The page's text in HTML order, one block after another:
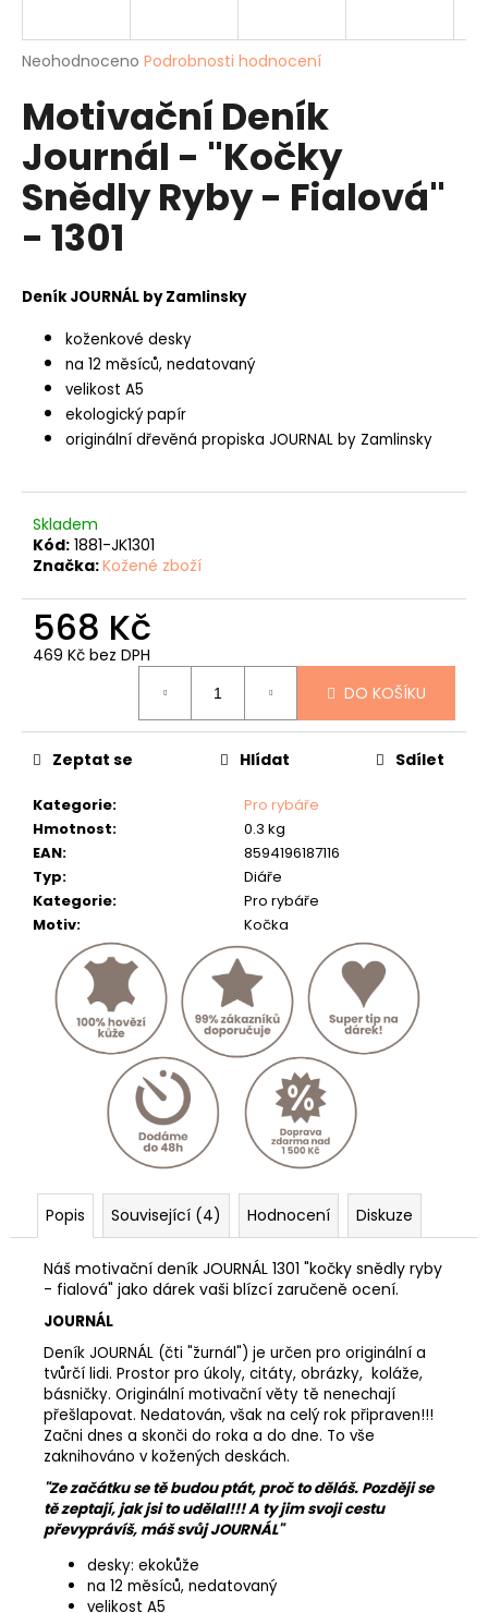
Průměrné
produktu
je
0,0
z
5
hvězdiček.
Neohodnoceno Podrobnosti hodnocení
Motivační Deník
Journál - "Kočky
Snědly Ryby - Fialová"
- 1301
Deník JOURNÁL by Zamlinsky
koženkové desky
na 12 měsíců, nedatovaný
velikost A5
ekologický papír
originální dřevěná propiska JOURNAL by Zamlinsky
Skladem
Kód: 1881-JK1301
Značka:Kožené zboží
568 Kč
469 Kč bez DPH
DO KOŠÍKU
Kategorie:
Pro rybáře
Hmotnost:
0.3 kg
EAN:
8594196187116
Typ:
Diáře
Kategorie:
Pro rybáře
Motiv: Kočka
Zeptat se Hlídat Sdílet
Popis Související (4) Hodnocení Diskuze
Náš motivační deník JOURNÁL 1301 "kočky snědly ryby
- fialová" jako dárek vaši blízcí zaručeně ocení.
JOURNÁL
Deník JOURNÁL (čti "žurnál") je určen pro originální a
tvůrčí lidi. Prostor pro úkoly, citáty, obrázky, koláže,
básničky. Originální motivační věty tě nenechají
přešlapovat. Nedatován, však na celý rok připraven!!!
Začni dnes a skonči do roka a do dne. To vše
zaknihováno v kožených deskách.
"Ze začátku se tě budou ptát, proč to děláš. Později se
tě zeptají, jak jsi to udělal!!! A ty jim svoji cestu
převyprávíš, máš svůj JOURNÁL"
desky: ekokůže
na 12 měsíců, nedatovaný
velikost A5
j
t
?
č
u
e
KOŽENÝ
634
Kč